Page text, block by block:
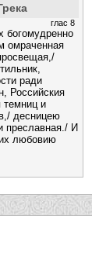
глас 8
богомудренно
омраченная
ради
Российския
темниц и
десницею
преславная./ И
любовию